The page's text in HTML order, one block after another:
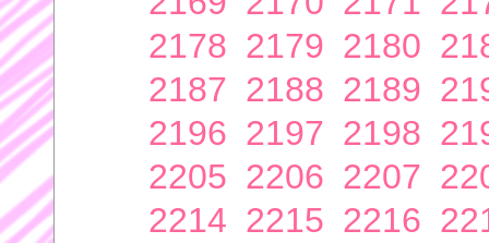
2178 2179 2180
2187 2188 2189
2196 2197 2198
2205 2206 2207
2214 2215 2216